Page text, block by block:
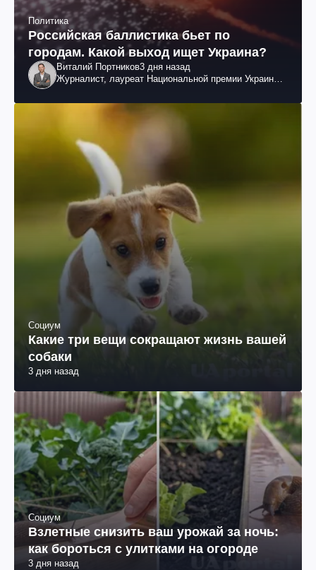
Политика
Российская баллистика бьет по
городам. Какой выход ищет Украина?
Виталий Портников3 дня назад
Журналист, лауреат Национальной премии Украины
Социум
Какие три вещи сокращают жизнь вашей
собаки
3 дня назад
Социум
Взлетные снизить ваш урожай за ночь:
как бороться с улитками на огороде
3 дня назад